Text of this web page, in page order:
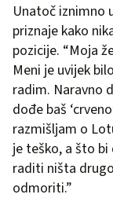
Unatoč iznimno
priznaje kako
pozicije. “Moja
Meni je uvijek
radim. Naravno
dođe baš
razmišljam o
je teško, a što bi
raditi ništa
odmoriti.”